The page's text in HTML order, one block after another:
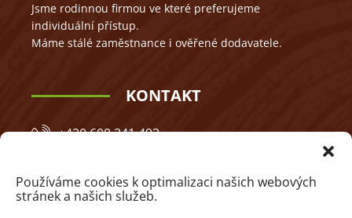
Používáme cookies k optimalizaci našich webových
stránek a našich služeb.
Jsme rodinnou firmou ve které preferujeme
individuální přístup.
Máme stálé zaměstnance i ověřené dodavatele.
KONTAKT
+420 608 341 493
Hodkovická 292/26,